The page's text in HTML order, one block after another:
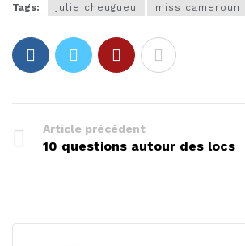
Tags: julie cheugueu miss cameroun
Article précédent
10 questions autour des locs